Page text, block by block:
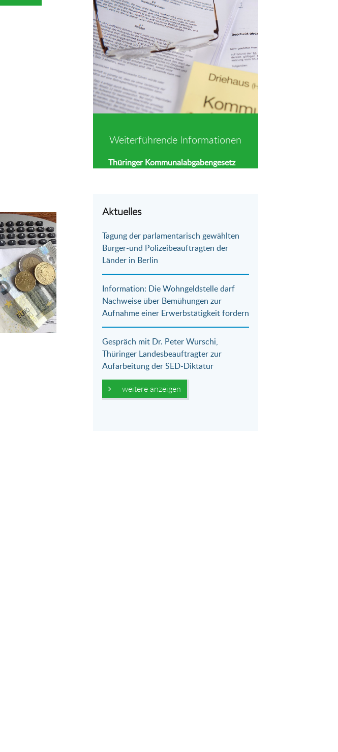
Weiterführende Informationen
Thüringer Kommunalabgabengesetz
Aktuelles
Tagung der parlamentarisch gewählten
Bürger-und Polizeibeauftragten der
Länder in Berlin
Information: Die Wohngeldstelle darf
Nachweise über Bemühungen zur
Aufnahme einer Erwerbstätigkeit fordern
Gespräch mit Dr. Peter Wurschi,
Thüringer Landesbeauftragter zur
Aufarbeitung der SED-Diktatur
weitere anzeigen